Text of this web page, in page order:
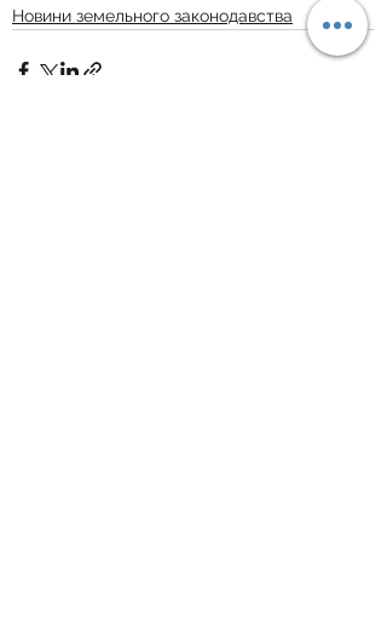
Новини земельного законодавства